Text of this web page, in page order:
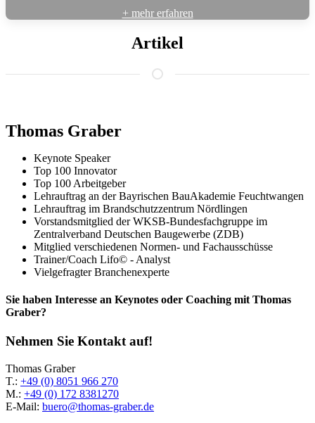
+ mehr erfahren
Artikel
Thomas Graber
Keynote Speaker
Top 100 Innovator
Top 100 Arbeitgeber
Lehrauftrag an der Bayrischen BauAkademie Feuchtwangen
Lehrauftrag im Brandschutzzentrum Nördlingen
Vorstandsmitglied der WKSB-Bundesfachgruppe im
Zentralverband Deutschen Baugewerbe (ZDB)
Mitglied verschiedenen Normen- und Fachausschüsse
Trainer/Coach Lifo© - Analyst
Vielgefragter Branchenexperte
Sie haben Interesse an Keynotes oder Coaching mit Thomas
Graber?
Nehmen Sie Kontakt auf!
Thomas Graber
T.: +49 (0) 8051 966 270
M.: +49 (0) 172 8381270
E-Mail: buero@thomas-graber.de